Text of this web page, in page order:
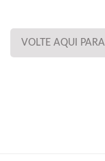
VOLTE AQUI